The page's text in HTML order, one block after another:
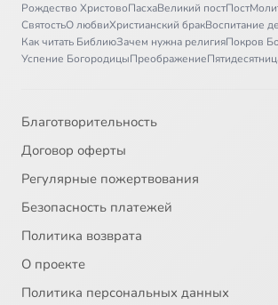
Рождество ХристовоПасхаВеликий постПост
СвятостьО любвиХристианский бракВоспитание
Как читать БиблиюЗачем нужна религияПокров
Успение БогородицыПреображение
Благотворительность
Договор оферты
Регулярные пожертвования
Безопасность платежей
Политика возврата
О проекте
Политика персональных данных